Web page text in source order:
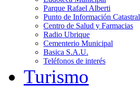
Parque Rafael Alberti
Punto de Información Catastral
Centro de Salud y Farmacias
Radio Ubrique
Cementerio Municipal
Basica S.A.U.
Teléfonos de interés
Turismo